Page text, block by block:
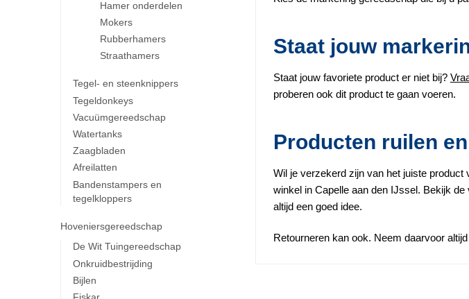
Staat jouw
Staat jouw favoriete product er niet bij?
proberen ook dit product te gaan voeren.
Producten ruilen
Wil je verzekerd zijn van het juiste
winkel in Capelle aan den IJssel. Bekijk
altijd een goed idee.
Retourneren kan ook. Neem daarvoor
Hamer onderdelen
Mokers
Rubberhamers
Straathamers
Tegel- en steenknippers
Tegeldonkeys
Vacuümgereedschap
Watertanks
Zaagbladen
Afreilatten
Bandenstampers en
tegelkloppers
Hoveniersgereedschap
De Wit Tuingereedschap
Onkruidbestrijding
Bijlen